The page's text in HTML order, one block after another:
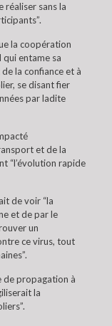
réaliser sans la
la coopération
qui entame sa
la confiance et à
se disant fier
par ladite
et de la
“l’évolution rapide
de voir “la
et de par le
un
ce virus, tout
de propagation à
la